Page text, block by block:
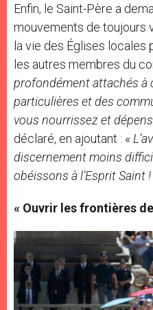
Enfin, le Saint-Père a
mouvements de toujours
la vie des Églises locales
les autres membres du
profondément attachés à
particulières et des
vous nourrissez et
déclaré, en ajoutant : «
discernement moins
obéissons à l’Esprit Saint !
« Ouvrir les frontières